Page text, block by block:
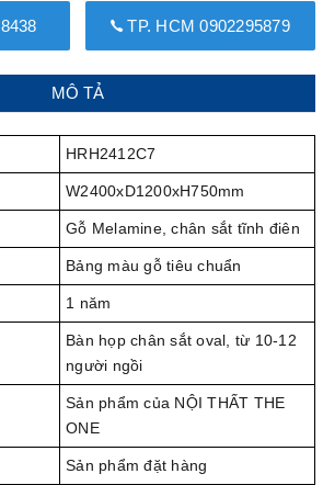
TP. HCM 0902295879
MÔ TẢ
HRH2412C7
W2400xD1200xH750mm
Gỗ Melamine, chân sắt tĩnh điên
Bảng màu gỗ tiêu chuẩn
1 năm
Bàn họp chân sắt oval, từ 10-12
người ngồi
Sản phẩm của NỘI THẤT THE
ONE
Sản phẩm đặt hàng